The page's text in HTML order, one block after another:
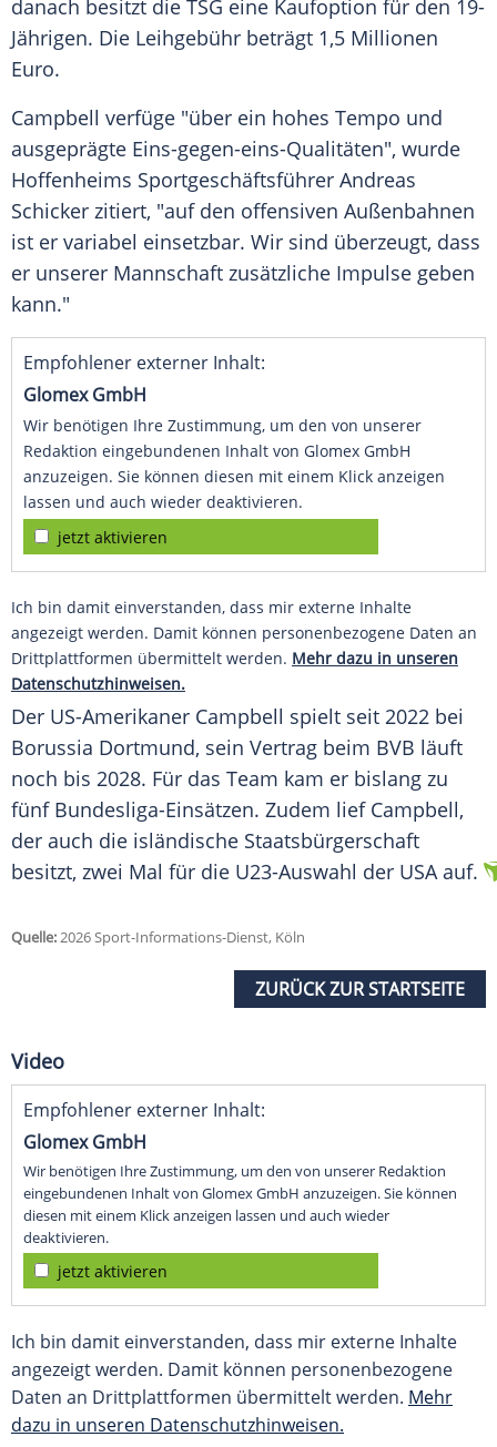
danach besitzt die TSG eine Kaufoption für den 19-
Jährigen. Die Leihgebühr beträgt 1,5 Millionen
Euro.
Campbell verfüge "über ein hohes Tempo und
ausgeprägte Eins-gegen-eins-Qualitäten", wurde
Hoffenheims Sportgeschäftsführer Andreas
Schicker zitiert, "auf den offensiven Außenbahnen
ist er variabel einsetzbar. Wir sind überzeugt, dass
er unserer Mannschaft zusätzliche Impulse geben
kann."
Empfohlener externer Inhalt:
Glomex GmbH
Wir benötigen Ihre Zustimmung, um den von unserer
Redaktion eingebundenen Inhalt von Glomex GmbH
anzuzeigen. Sie können diesen mit einem Klick anzeigen
lassen und auch wieder deaktivieren.
jetzt aktivieren
Ich bin damit einverstanden, dass mir externe Inhalte
angezeigt werden. Damit können personenbezogene Daten an
Drittplattformen übermittelt werden. Mehr dazu in unseren
Datenschutzhinweisen.
Der US-Amerikaner Campbell spielt seit 2022 bei
Borussia Dortmund, sein Vertrag beim BVB läuft
noch bis 2028. Für das Team kam er bislang zu
fünf Bundesliga-Einsätzen. Zudem lief Campbell,
der auch die isländische Staatsbürgerschaft
besitzt, zwei Mal für die U23-Auswahl der USA auf.
Quelle:2026 Sport-Informations-Dienst, Köln
ZURÜCK ZUR STARTSEITE
Video
Empfohlener externer Inhalt:
Glomex GmbH
Wir benötigen Ihre Zustimmung, um den von unserer Redaktion
eingebundenen Inhalt von Glomex GmbH anzuzeigen. Sie können
diesen mit einem Klick anzeigen lassen und auch wieder
deaktivieren.
jetzt aktivieren
Ich bin damit einverstanden, dass mir externe Inhalte
angezeigt werden. Damit können personenbezogene
Daten an Drittplattformen übermittelt werden. Mehr
dazu in unseren Datenschutzhinweisen.